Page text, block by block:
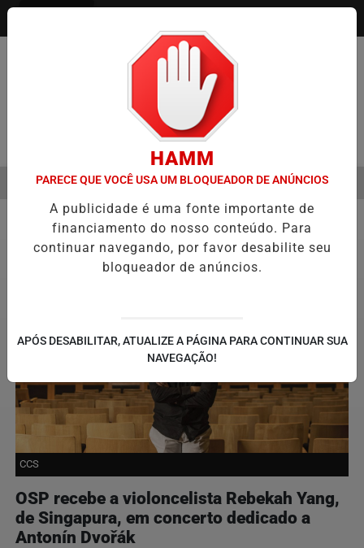
Pesquisar Notícia
TECNOLOGIA E INOVAÇÃO PARA ESTUDANTES DA ESCOLA
EM ALTA
MENU
Prefeitura Piracicaba
CCS
OSP recebe a violoncelista Rebekah Yang,
de Singapura, em concerto dedicado a
Antonín Dvořák
HAMM
PARECE QUE VOCÊ USA UM BLOQUEADOR DE ANÚNCIOS
A publicidade é uma fonte importante de
financiamento do nosso conteúdo. Para
continuar navegando, por favor desabilite seu
bloqueador de anúncios.
APÓS DESABILITAR, ATUALIZE A PÁGINA PARA CONTINUAR SUA
NAVEGAÇÃO!